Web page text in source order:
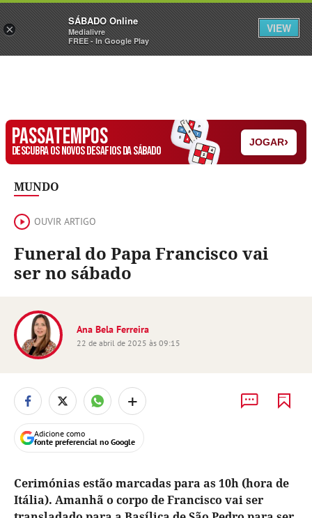
Sábado Assine Iniciar Sessão
PASSATEMPOS
DESCUBRA OS NOVOS DESAFIOS DA SÁBADO
JOGAR›
MUNDO
OUVIR ARTIGO
Funeral do Papa Francisco vai
ser no sábado
Ana Bela Ferreira
22 de abril de 2025 às 09:15
+
Adicione como
fonte preferencial no Google
Cerimónias estão marcadas para as 10h (hora de
Itália). Amanhã o corpo de Francisco vai ser
×
SÁBADO Online
Medialivre
FREE - In Google Play
VIEW